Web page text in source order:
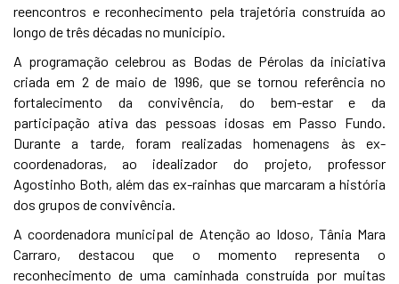
reencontros e reconhecimento pela trajetória construída ao
longo de três décadas no município.
A programação celebrou as Bodas de Pérolas da iniciativa
criada em 2 de maio de 1996, que se tornou referência no
fortalecimento da convivência, do bem-estar e da
participação ativa das pessoas idosas em Passo Fundo.
Durante a tarde, foram realizadas homenagens às ex-
coordenadoras, ao idealizador do projeto, professor
Agostinho Both, além das ex-rainhas que marcaram a história
dos grupos de convivência.
A coordenadora municipal de Atenção ao Idoso, Tânia Mara
Carraro, destacou que o momento representa o
reconhecimento de uma caminhada construída por muitas